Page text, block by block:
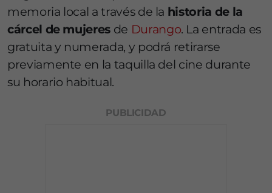
memoria local a través de la historia de la
cárcel de mujeres de Durango. La entrada es
gratuita y numerada, y podrá retirarse
previamente en la taquilla del cine durante
su horario habitual.
PUBLICIDAD